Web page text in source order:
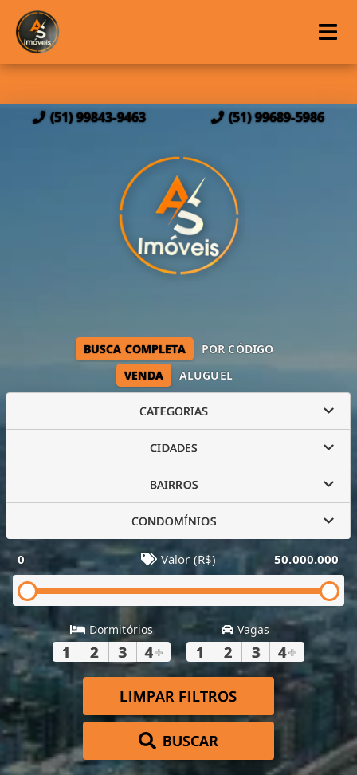
(51) 99843-9463 (51) 99689-5986
VENDA ALUGUEL
BUSCA COMPLETA POR CÓDIGO
CATEGORIAS
CIDADES
BAIRROS
CONDOMÍNIOS
0 Valor (R$) 50.000.000
Dormitórios
1 2 3 4+
Vagas
1 2 3 4+
LIMPAR FILTROS
BUSCAR